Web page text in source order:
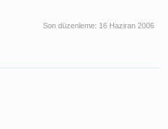
Son düzenleme: 16 Haziran 2006